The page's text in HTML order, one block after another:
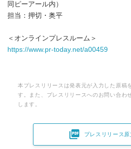
同ピーアール内）
担当：押切・奥平
＜オンラインプレスルーム＞
https://www.pr-today.net/a00459
本プレスリリースは発表元が入力した原稿
す。また、プレスリリースへのお問い合わ
します。
 プレスリリース